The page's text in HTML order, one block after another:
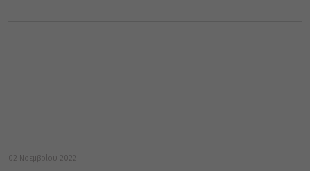
02 Νοεμβρίου 2022